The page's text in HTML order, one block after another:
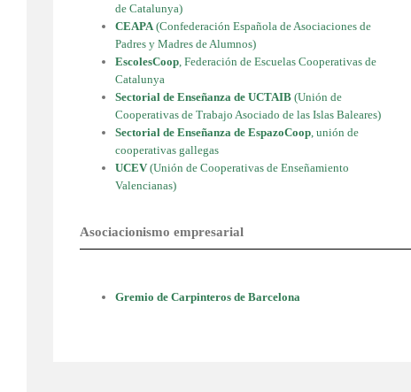
de Catalunya)
CEAPA (Confederación Española de Asociaciones de
Padres y Madres de Alumnos)
EscolesCoop , Federación de Escuelas Cooperativas de
Catalunya
Sectorial de Enseñanza de UCTAIB (Unión de
Cooperativas de Trabajo Asociado de las Islas Baleares)
Sectorial de Enseñanza de EspazoCoop , unión de
cooperativas gallegas
UCEV(Unión de Cooperativas de Enseñamiento
Valencianas)
Asociacionismo empresarial
Gremio de Carpinteros de Barcelona